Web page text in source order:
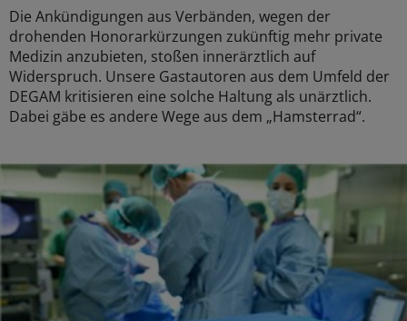
Die Ankündigungen aus Verbänden, wegen der
drohenden Honorarkürzungen zukünftig mehr private
Medizin anzubieten, stoßen innerärztlich auf
Widerspruch. Unsere Gastautoren aus dem Umfeld der
DEGAM kritisieren eine solche Haltung als unärztlich.
Dabei gäbe es andere Wege aus dem „Hamsterrad“.